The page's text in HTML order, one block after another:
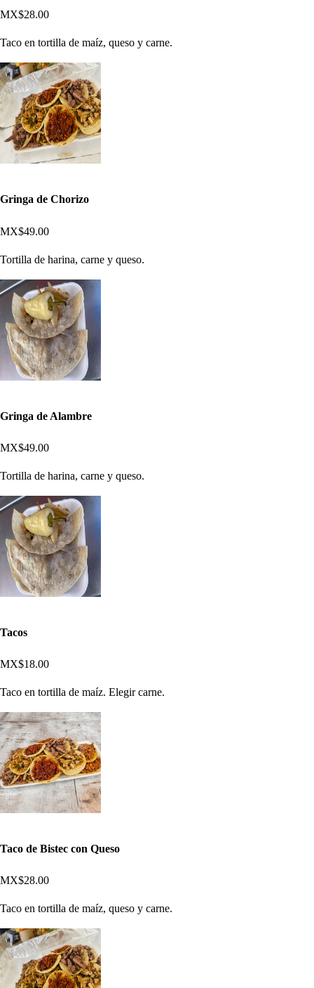
MX$28.00
Taco en tortilla de maíz, queso y carne.
Gringa de Chorizo
MX$49.00
Tortilla de harina, carne y queso.
Gringa de Alambre
MX$49.00
Tortilla de harina, carne y queso.
Tacos
MX$18.00
Taco en tortilla de maíz. Elegir carne.
Taco de Bistec con Queso
MX$28.00
Taco en tortilla de maíz, queso y carne.